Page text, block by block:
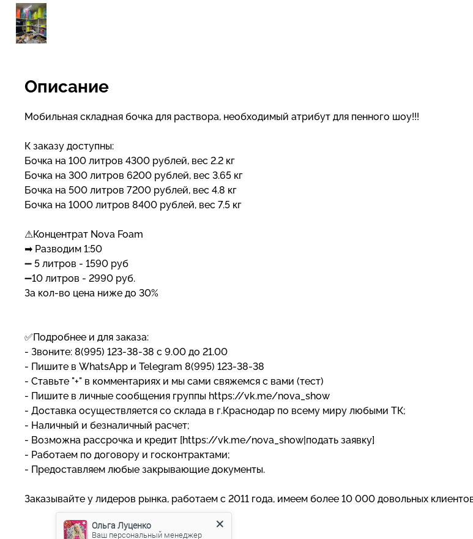
Описание
Мобильная складная бочка для раствора, необходимый атрибут для пенного шоу!!!
К заказу доступны:
Бочка на 100 литров 4300 рублей, вес 2.2 кг
Бочка на 300 литров 6200 рублей, вес 3.65 кг
Бочка на 500 литров 7200 рублей, вес 4.8 кг
Бочка на 1000 литров 8400 рублей, вес 7.5 кг
⚠Концентрат Nova Foam
➡ Разводим 1:50
➖ 5 литров - 1590 руб
➖10 литров - 2990 руб.
За кол-во цена ниже до 30%
✅Подробнее и для заказа:
- Звоните: 8(995) 123-38-38 с 9.00 до 21.00
- Пишите в WhatsApp и Telegram 8(995) 123-38-38
- Ставьте "+" в комментариях и мы сами свяжемся с вами (тест)
- Пишите в личные сообщения группы https://vk.me/nova_show
- Доставка осуществляется со склада в г.Краснодар по всему миру любыми ТК;
- Наличный и безналичный расчет;
- Возможна рассрочка и кредит [https://vk.me/nova_show|подать заявку]
- Работаем по договору и госконтрактами;
- Предоставляем любые закрывающие документы.
Заказывайте у лидеров рынка, работаем с 2011 года, имеем более 10 000 довольных
Ольга Луценко
Ваш персональный менеджер